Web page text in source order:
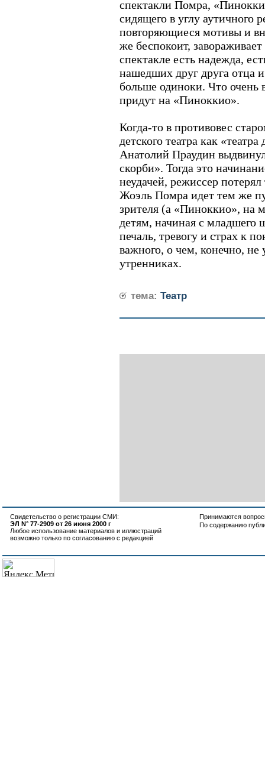
спектакли Помра,
сидящего в углу аутичного
повторяющиеся мотивы и
же беспокоит,
спектакле есть надежда,
нашедших друг друга отца
больше одиноки. Что очень
придут на «Пиноккио».
Когда-то в противовес
детского театра как
Анатолий Праудин
скорби». Тогда это
неудачей, режиссер
Жоэль Помра идет тем же
зрителя (а «Пиноккио», на
детям, начиная с младшего
печаль, тревогу и страх к
важного, о чем, конечно, не
утренниках.
тема: Театр
Свидетельство о регистрации СМИ:
ЭЛ N° 77-2909 от 26 июня 2000 г
Любое использование материалов и иллюстраций
возможно только по согласованию с редакцией
Принимаются
По содержанию